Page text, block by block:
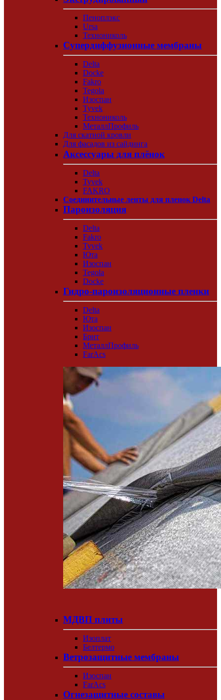
Пеноплэкс
Ursa
Технониколь
Супердиффузионные мембраны
Delta
Docke
Fakro
Tegola
Изоспан
Tyvek
Технониколь
МеталлПрофиль
Для скатной кровли
Для фасадов из сайдинга
Аксессуары для плёнок
Delta
Tyvek
FAKRO
Соединительные ленты для пленок Delta
Пароизоляция
Delta
Fakro
Tyvek
Юта
Изоспан
Tegola
Docke
Гидро-пароизоляционные пленки
Delta
Юта
Изоспан
Брит
МеталлПрофиль
FarAcs
МДВП плиты
Изоплат
Белтермо
Ветрозащитные мембраны
Изоспан
FarAcs
Огнезащитные составы